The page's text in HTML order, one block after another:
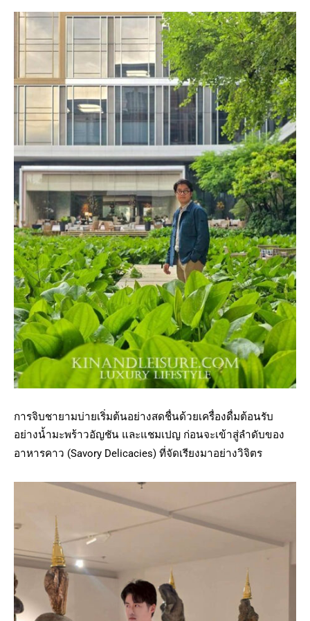
การจิบชายามบ่ายเริ่มต้นอย่างสดชื่นด้วยเครื่องดื่มต้อนรับ
อย่างน้ำมะพร้าวอัญชัน และแชมเปญ ก่อนจะเข้าสู่ลำดับของ
อาหารคาว (Savory Delicacies) ที่จัดเรียงมาอย่างวิจิตร